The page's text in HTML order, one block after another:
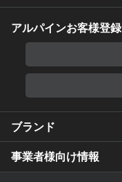
アルパインお客様登録
ブランド
事業者様向け情報